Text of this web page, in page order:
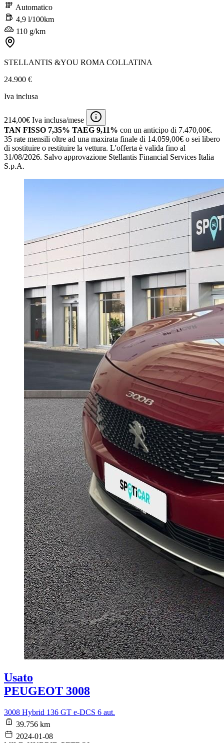
Automatico
4,9 l/100km
110 g/km
STELLANTIS &YOU ROMA COLLATINA
24.900 €
Iva inclusa
214,00€ Iva inclusa/mese
TAN FISSO 7,35% TAEG 9,11% con un anticipo di 7.470,00€.
35 rate mensili oltre ad una maxirata finale di 14.059,00€ o sei libero
di sostituire o restituire la vettura. L'offerta è valida fino al
31/08/2026. Salvo approvazione Stellantis Financial Services Italia
S.p.A.
Usato
PEUGEOT 3008
3008 Hybrid 136 GT e-DCS 6 aut.
39.756 km
2024-01-08